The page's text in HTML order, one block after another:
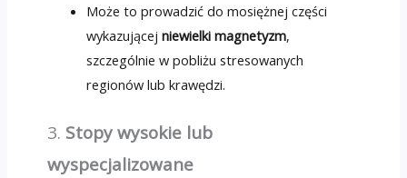
Może to prowadzić do mosiężnej części
wykazującejniewielki magnetyzm,
szczególnie w pobliżu stresowanych
regionów lub krawędzi.
3. Stopy wysokie lub
wyspecjalizowane